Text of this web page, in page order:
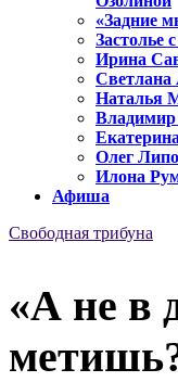
«Задние
Застолье
Ирина
Светлана
Наталья
Олег
Илона
Афиша
Свободная трибуна
«А не в